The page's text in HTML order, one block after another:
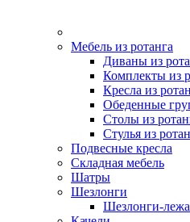
Мебель из ротанга
Диваны из
Комплекты из
Кресла из
Обеденные
Столы из
Стулья из
Подвесные кресла
Складная мебель
Шатры
Шезлонги
Шезлонги-